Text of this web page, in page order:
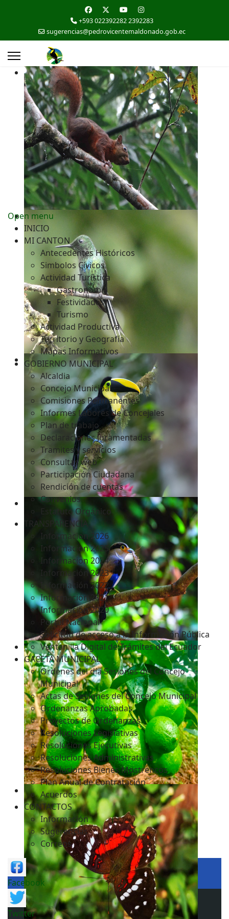
+593 022392282 2392283
sugerencias@pedrovicentemaldonado.gob.ec
Open menu
INICIO
MI CANTON
Antecedentes Históricos
Simbolos Cívicos
Actividad Turística
Gastronomía
Festividades
Turismo
Actividad Productiva
Territorio y Geografía
Mapas Informativos
GOBIERNO MUNICIPAL
Alcaldia
Concejo Municipal
Comisiones Permanentes
Informes Labores de Concejales
Plan de trabajo
Declaraciones Juramentadas
Tramites y servicios
Consultas web
Participación Ciudadana
Rendición de cuentas
Convenios
Estatuto Orgánico
TRANSPARENCIA
Informacion 2026
Informacion 2025
Informacion 2024
Información 2023
Información 2022
Información 2021
Información 2020
Portal Nacional
Solicitud de acceso a la Información Pública
Ventanilla Digital de Trámites del Ecuador
GACETA MUNICIPAL
Ordenes del día Sesiones del Concejo
Municipal
Actas de Sesiones del Concejo Municipal
Ordenanzas Aprobadas
Proyectos de Ordenanzas
Resoluciones Legislativas
Resoluciones Ejecutivas
Resoluciones Administrativas
Resoluciones Bienes Mostrencos
Plan Anual de Contratación
Acuerdos
CONTACTOS
Información
Sugerencias
Correos
Facebook
Twitter